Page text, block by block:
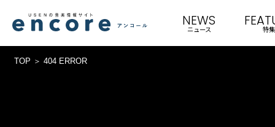
NEWS
ニュース 特集
TOP 404 ERROR